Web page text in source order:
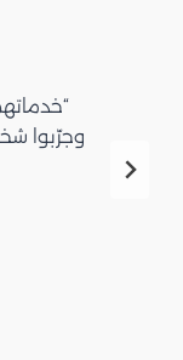
وجرّبوا